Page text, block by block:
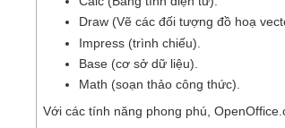
Draw (Vẽ các đối tượng đồ hoạ
Impress (trình chiếu).
Base (cơ sở dữ liệu).
Math (soạn thảo công thức).
Với các tính năng phong phú,